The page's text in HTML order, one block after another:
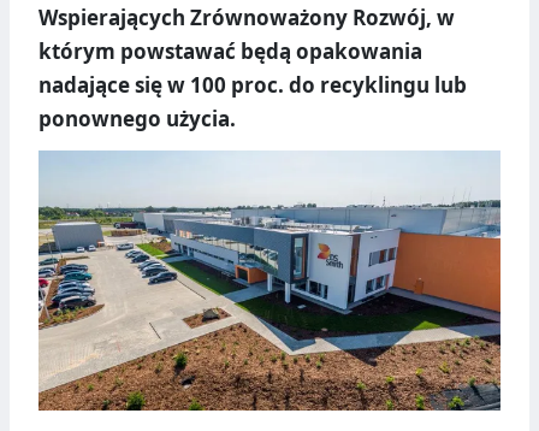
Wspierających Zrównoważony Rozwój, w
którym powstawać będą opakowania
nadające się w 100 proc. do recyklingu lub
ponownego użycia.